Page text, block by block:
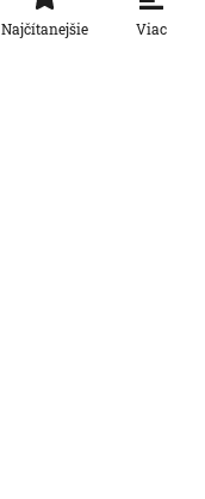
Najčítanejšie Viac